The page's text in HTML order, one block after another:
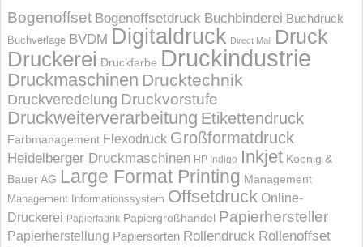
Bogenoffset Bogenoffsetdruck Buchbinderei Buchdruck
Buchverlage BVDM Digitaldruck Direct Mail Druck
Druckerei Druckfarbe Druckindustrie
Druckmaschinen Drucktechnik
Druckveredelung Druckvorstufe
Druckweiterverarbeitung Etikettendruck
Farbmanagement Flexodruck Großformatdruck
Heidelberger Druckmaschinen HP Indigo Inkjet Koenig &
Bauer AG Large Format Printing Management
Management Informations­system Offsetdruck Online-
Druckerei Papierfabrik Papiergroßhandel Papierhersteller
Papierherstellung Papiersorten Rollendruck Rollenoffset